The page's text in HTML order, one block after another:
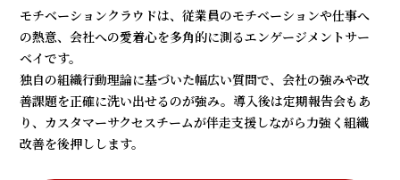
モチベーションクラウドは、従業員のモチベーションや仕事へ
の熱意、会社への愛着心を多角的に測るエンゲージメントサー
ベイです。
独自の組織行動理論に基づいた幅広い質問で、会社の強みや改
善課題を正確に洗い出せるのが強み。導入後は定期報告会もあ
り、カスタマーサクセスチームが伴走支援しながら力強く組織
改善を後押しします。